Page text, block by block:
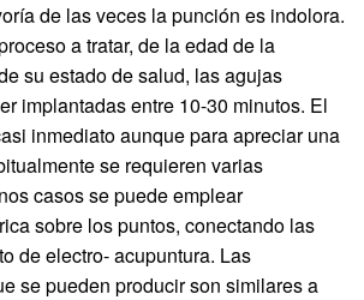
de las veces la punción es indolora.
a tratar, de la edad de la
su estado de salud, las agujas
implantadas entre 10-30 minutos. El
inmediato aunque para apreciar una
se requieren varias
casos se puede emplear
sobre los puntos, conectando las
de electro- acupuntura. Las
se pueden producir son similares a